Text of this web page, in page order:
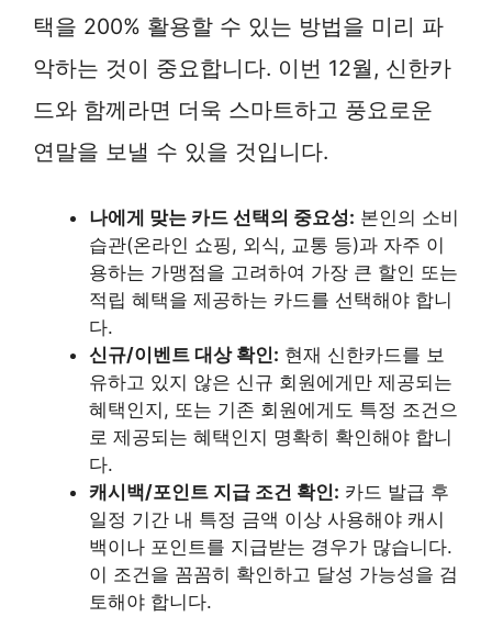
택을 200% 활용할 수 있는 방법을 미리 파
악하는 것이 중요합니다. 이번 12월, 신한카
드와 함께라면 더욱 스마트하고 풍요로운
연말을 보낼 수 있을 것입니다.
나에게 맞는 카드 선택의 중요성: 본인의 소비
습관(온라인 쇼핑, 외식, 교통 등)과 자주 이
용하는 가맹점을 고려하여 가장 큰 할인 또는
적립 혜택을 제공하는 카드를 선택해야 합니
다.
신규/이벤트 대상 확인: 현재 신한카드를 보
유하고 있지 않은 신규 회원에게만 제공되는
혜택인지, 또는 기존 회원에게도 특정 조건으
로 제공되는 혜택인지 명확히 확인해야 합니
다.
캐시백/포인트 지급 조건 확인: 카드 발급 후
일정 기간 내 특정 금액 이상 사용해야 캐시
백이나 포인트를 지급받는 경우가 많습니다.
이 조건을 꼼꼼히 확인하고 달성 가능성을 검
토해야 합니다.